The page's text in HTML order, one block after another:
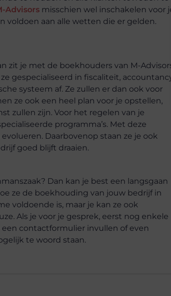
Advisors misschien wel inschakelen voor
voldoen aan alle wetten die er gelden.
zit je met de boekhouders van M-
gespecialiseerd in fiscaliteit,
systeem af. Ze zullen er dan ook voor
ze ook een heel plan voor je opstellen,
zullen zijn. Voor het regelen van je
programma’s. Met deze
Daarbovenop staan ze je ook
goed blijft draaien.
Dan kan je best een langsgaan
ze de boekhouding van jouw bedrijf in
voldoende is, maar je kan ze ook
Als je voor je gesprek, eerst nog enkele
contactformulier invullen of even
te woord staan.